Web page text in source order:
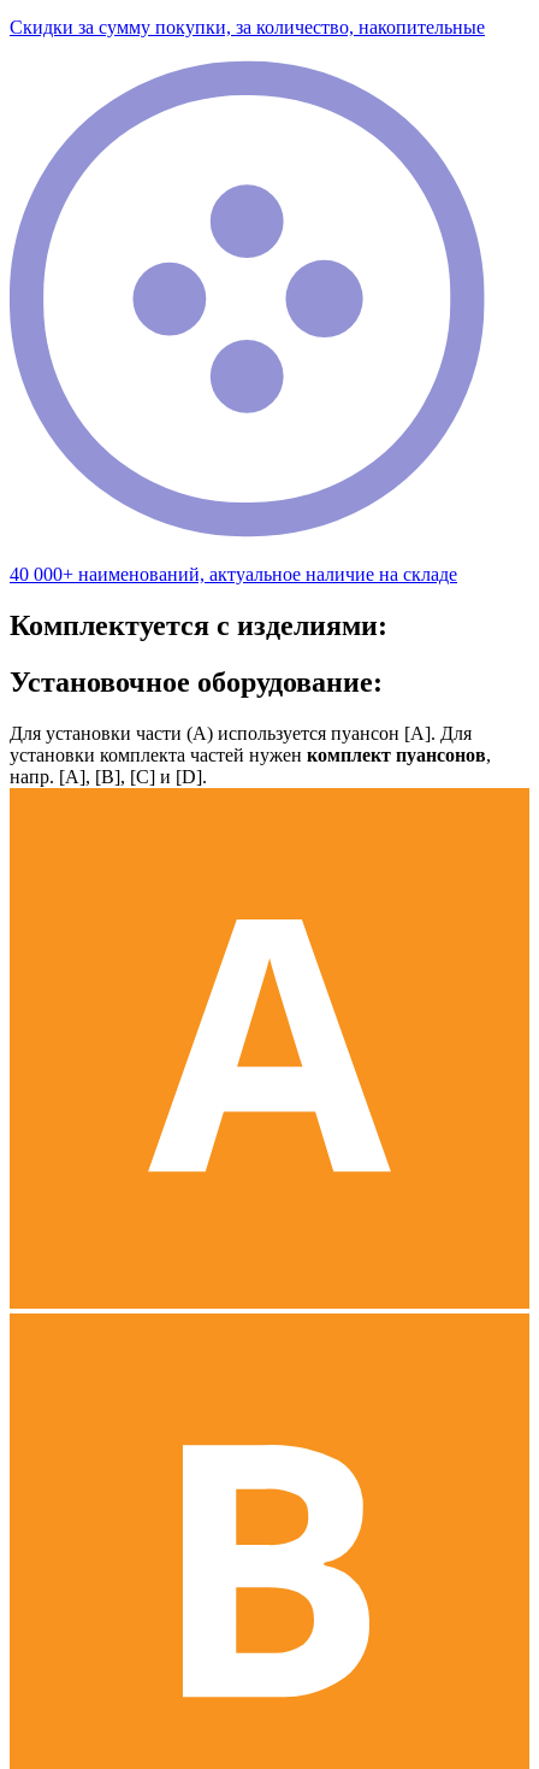
Скидки за сумму покупки, за количество, накопительные
40 000+ наименований, актуальное наличие на складе
Комплектуется с изделиями:
Установочное оборудование:
Для установки части (А) используется пуансон [А]. Для
установки комплекта частей нужен комплект пуансонов,
напр. [А], [B], [С] и [D].